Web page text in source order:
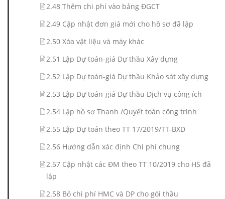
2.48 Thêm chi phí vào bảng ĐGCT
2.49 Cập nhật đơn giá mới cho hồ sơ đã lập
2.50 Xóa vật liệu và máy khác
2.51 Lập Dự toán-giá Dự thầu Xây dựng
2.52 Lập Dự toán-giá Dự thầu Khảo sát xây dựng
2.53 Lập Dự toán-giá Dự thầu Dịch vụ công ích
2.54 Lập hồ sơ Thanh /Quyết toán công trình
2.55 Lập Dự toán theo TT 17/2019/TT-BXD
2.56 Hướng dẫn xác định Chi phí chung
2.57 Cập nhật các ĐM theo TT 10/2019 cho HS đã
lập
2.58 Bỏ chi phí HMC và DP cho gói thầu